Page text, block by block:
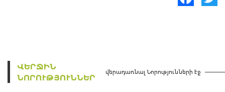
ՎԵՐՋԻՆ
ՆՈՐՈՒԹՅՈՒՆՆԵՐ
վերադառնալ Նորությունների էջ